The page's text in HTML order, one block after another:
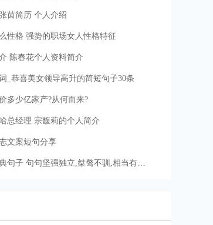
茵简历 个人介绍
性格 强势的职场女人性格特征
陈春花个人资料简介
_恭喜美女领导高升的简短句子30条
多少亿家产?从何而来?
总经理 宗馥莉的个人简介
文案短句分享
女强人霸气的经典句子 句句坚强独立,桀骜不驯,相当有气场